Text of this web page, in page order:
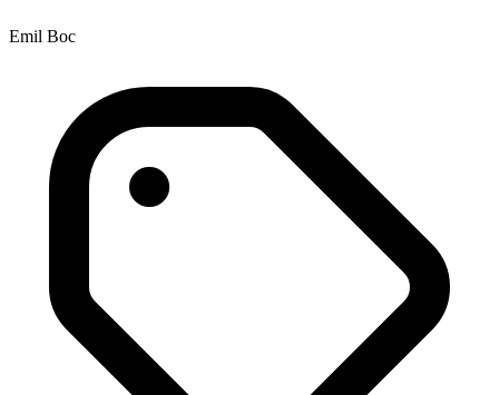
Emil Boc